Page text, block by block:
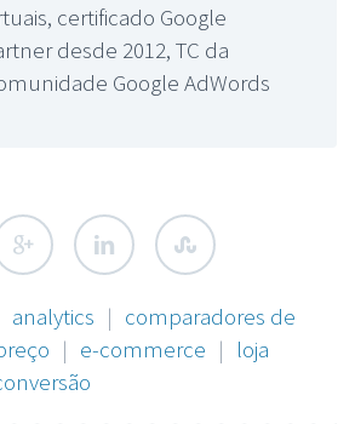
certificado Google
desde 2012, TC da
Google AdWords
analytics | comparadores de
| e-commerce | loja